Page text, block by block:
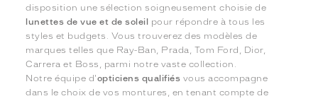
disposition une sélection soigneusement choisie de
lunettes de vue et de soleil
pour répondre à tous les
styles et budgets. Vous trouverez des modèles de
marques telles que Ray-Ban, Prada, Tom Ford, Dior,
Carrera et Boss, parmi notre vaste collection.
Notre équipe d'opticiens qualifiés vous accompagne
dans le choix de vos montures, en tenant compte de